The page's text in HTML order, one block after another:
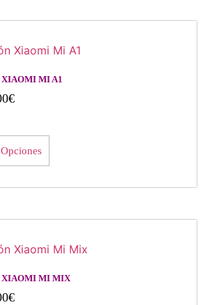
XIAOMI MI A1
€
XIAOMI MI MIX
€